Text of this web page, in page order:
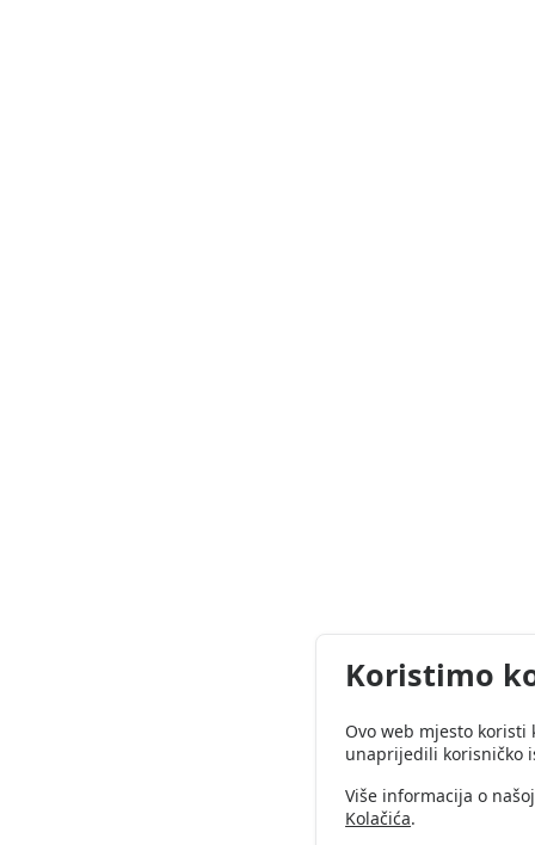
Koristimo
Ovo web mjesto koristi
unaprijedili korisničko
Više informacija o
Kolačića.